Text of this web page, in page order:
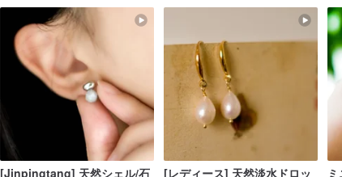
[Jinpingtang] 天然シェル/石 [レディース] 天然淡水ドロッ